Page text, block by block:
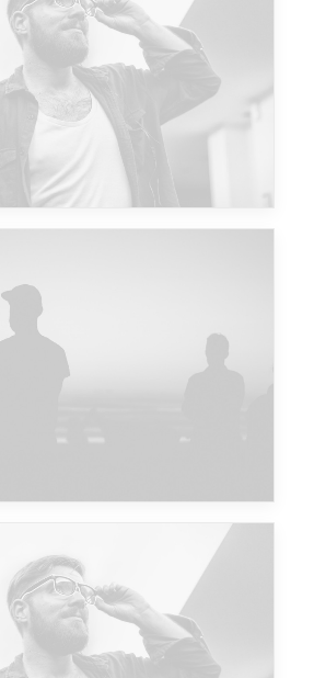
Future Islands